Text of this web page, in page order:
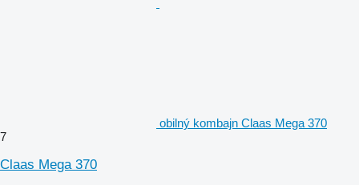
obilný kombajn Claas Mega 370
7
Claas Mega 370